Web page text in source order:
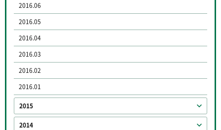
2016.06
2016.05
2016.04
2016.03
2016.02
2016.01
2015
2014